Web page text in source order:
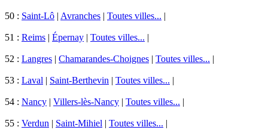
50 : Saint-Lô | Avranches | Toutes villes... |
51 : Reims | Épernay | Toutes villes... |
52 : Langres | Chamarandes-Choignes | Toutes villes... |
53 : Laval | Saint-Berthevin | Toutes villes... |
54 : Nancy | Villers-lès-Nancy | Toutes villes... |
55 : Verdun | Saint-Mihiel | Toutes villes... |